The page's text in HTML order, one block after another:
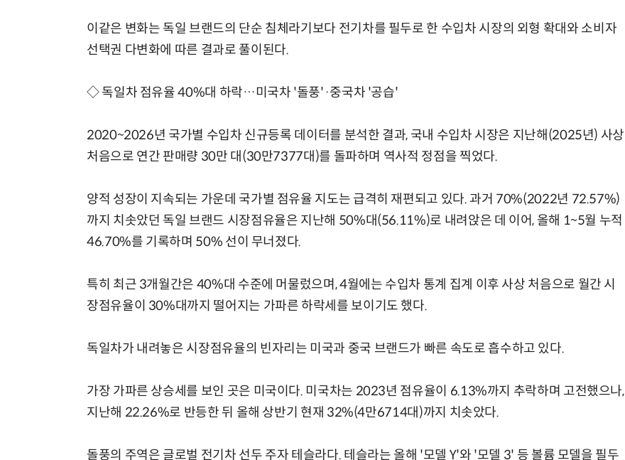
이같은 변화는 독일 브랜드의 단순 침체라기보다 전기차를 필두로 한 수입차 시장의 외형 확대와 소비자
선택권 다변화에 따른 결과로 풀이된다.
◇ 독일차 점유율 40%대 하락…미국차 '돌풍'·중국차 '공습'
2020~2026년 국가별 수입차 신규등록 데이터를 분석한 결과, 국내 수입차 시장은 지난해(2025년) 사상
처음으로 연간 판매량 30만 대(30만7377대)를 돌파하며 역사적 정점을 찍었다.
양적 성장이 지속되는 가운데 국가별 점유율 지도는 급격히 재편되고 있다. 과거 70%(2022년 72.57%)
까지 치솟았던 독일 브랜드 시장점유율은 지난해 50%대(56.11%)로 내려앉은 데 이어, 올해 1~5월 누적
46.70%를 기록하며 50% 선이 무너졌다.
특히 최근 3개월간은 40%대 수준에 머물렀으며, 4월에는 수입차 통계 집계 이후 사상 처음으로 월간 시
장점유율이 30%대까지 떨어지는 가파른 하락세를 보이기도 했다.
독일차가 내려놓은 시장점유율의 빈자리는 미국과 중국 브랜드가 빠른 속도로 흡수하고 있다.
가장 가파른 상승세를 보인 곳은 미국이다. 미국차는 2023년 점유율이 6.13%까지 추락하며 고전했으나,
지난해 22.26%로 반등한 뒤 올해 상반기 현재 32%(4만6714대)까지 치솟았다.
돌풍의 주역은 글로벌 전기차 선두 주자 테슬라다. 테슬라는 올해 '모델 Y'와 '모델 3' 등 볼륨 모델을 필두